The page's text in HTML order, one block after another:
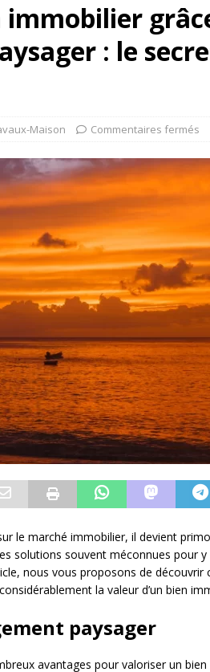
: le
Maison Commentaires fermés
le marché immobilier, il devient
solutions souvent méconnues pour
nous vous proposons de découvrir
la valeur d’un bien
paysager
avantages pour valoriser un